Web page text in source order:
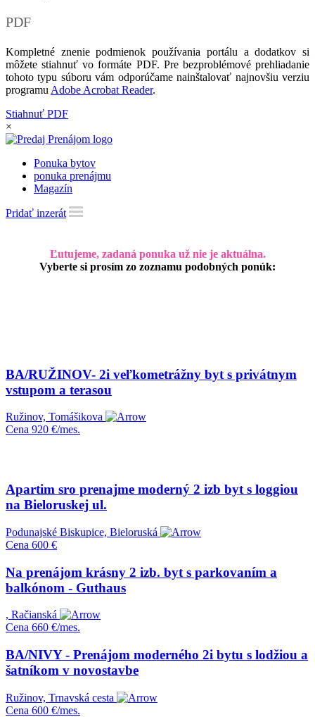
PDF
Kompletné znenie podmienok používania portálu a dodatkov si
môžete stiahnuť vo formáte PDF. Pre bezproblémové prehliadanie
tohoto typu súboru vám odporúčame nainštalovať najnovšiu verziu
programu Adobe Acrobat Reader.
Stiahnuť PDF
×
Ponuka bytov
ponuka prenájmu
Magazín
Pridať inzerát
Ľutujeme, zadaná ponuka už nie je aktuálna.
Vyberte si prosím zo zoznamu podobných ponúk:
BA/RUŽINOV- 2i veľkometrážny byt s privátnym
vstupom a terasou
Ružinov, Tomášikova
Cena 920 €/mes.
Apartim sro prenajme moderný 2 izb byt s loggiou
na Bieloruskej ul.
Podunajské Biskupice, Bieloruská
Cena 600 €
Na prenájom krásny 2 izb. byt s parkovaním a
balkónom - Guthaus
, Račianská
Cena 660 €/mes.
BA/NIVY - Prenájom moderného 2i bytu s lodžiou a
šatníkom v novostavbe
Ružinov, Trnavská cesta
Cena 600 €/mes.